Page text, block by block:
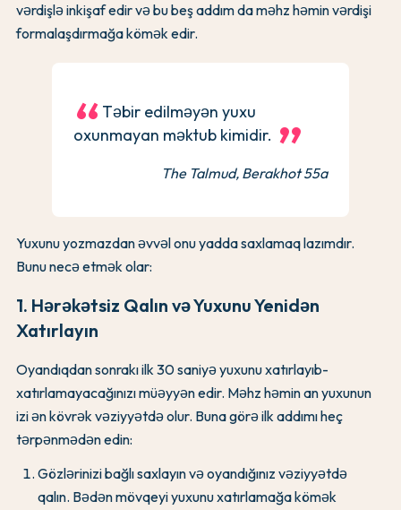
vərdişlə inkişaf edir və bu beş addım da məhz həmin vərdişi
formalaşdırmağa kömək edir.
Təbir edilməyən yuxu
oxunmayan məktub kimidir.
The Talmud, Berakhot 55a
Yuxunu yozmazdan əvvəl onu yadda saxlamaq lazımdır.
Bunu necə etmək olar:
1. Hərəkətsiz Qalın və Yuxunu Yenidən
Xatırlayın
Oyandıqdan sonrakı ilk 30 saniyə yuxunu xatırlayıb-
xatırlamayacağınızı müəyyən edir. Məhz həmin an yuxunun
izi ən kövrək vəziyyətdə olur. Buna görə ilk addımı heç
tərpənmədən edin:
Gözlərinizi bağlı saxlayın və oyandığınız vəziyyətdə
qalın. Bədən mövqeyi yuxunu xatırlamağa kömək